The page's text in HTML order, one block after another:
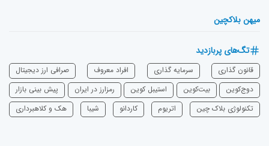
میهن بلاکچین
تگ‌های پربازدید
قانون گذاری سرمایه‌ گذاری افراد معروف
صرافی ارز دیجیتال
دوج‌کوین
بیت‌کوین استیبل کوین رمزارز در ایران
پیش بینی بازار
تکنولوژی بلاک چین
اتریوم ‌کاردانو شیبا هک و کلاهبرداری